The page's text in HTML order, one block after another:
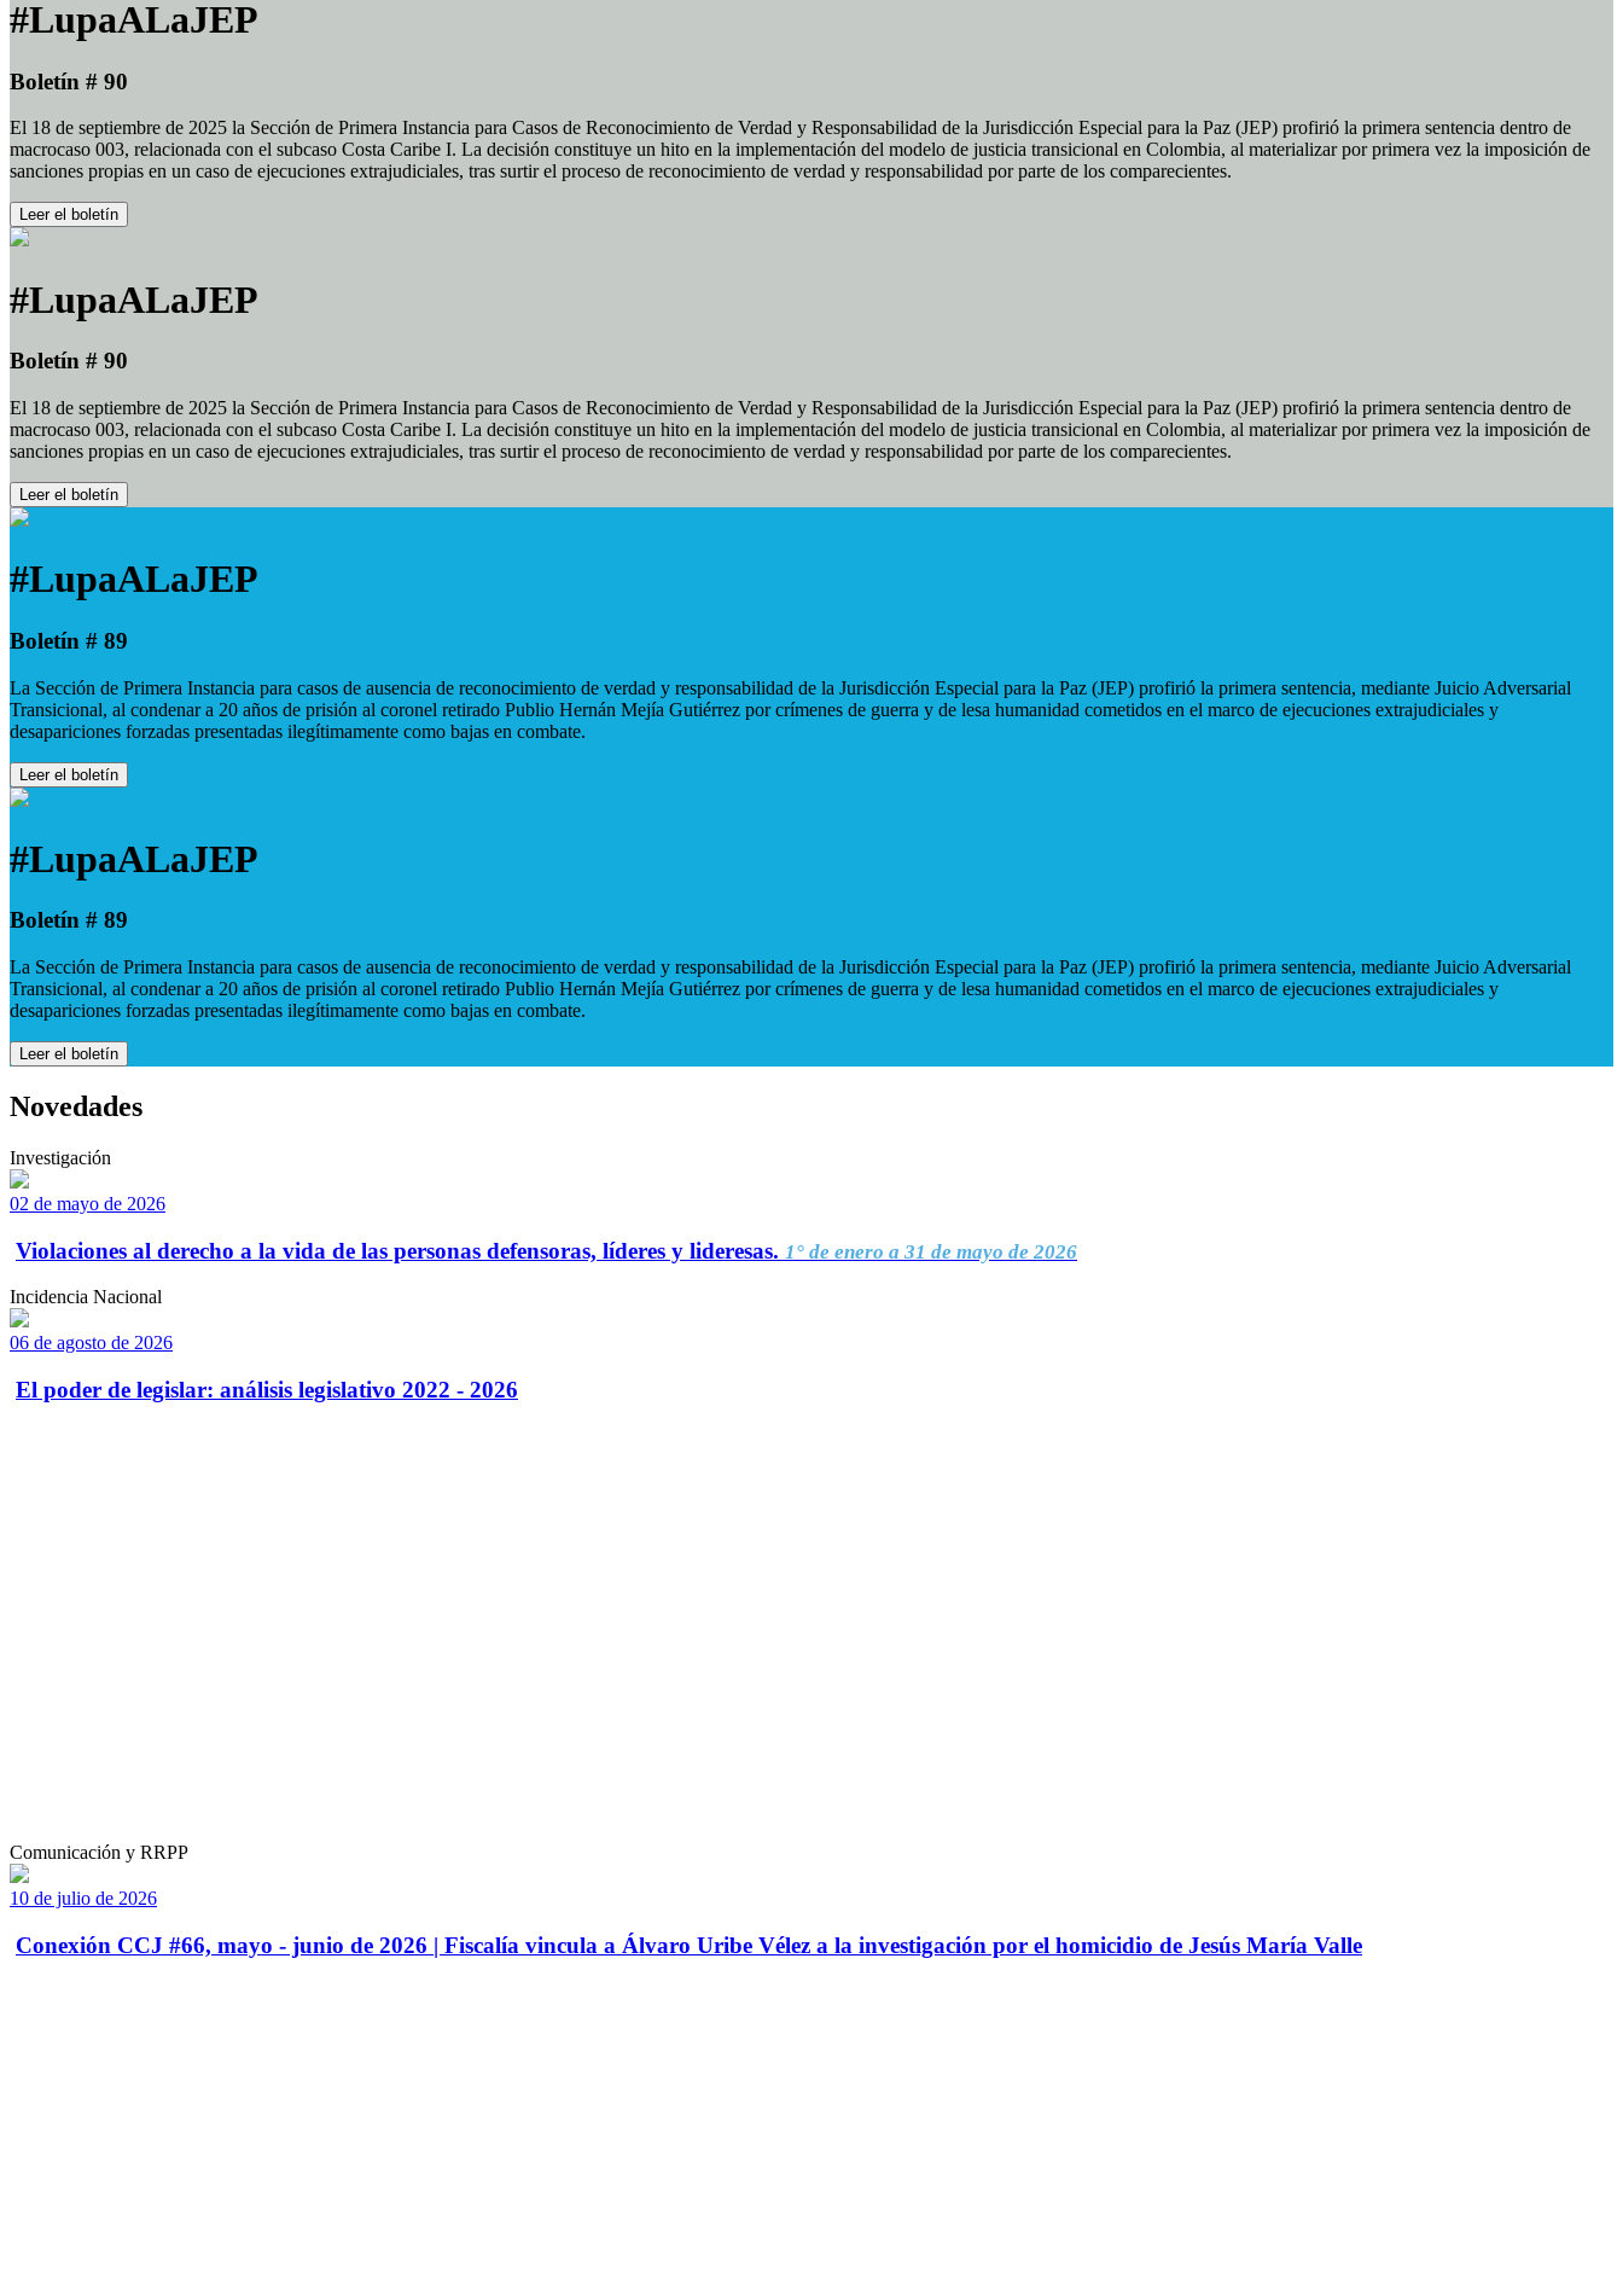
#LupaALaJEP
Boletín # 90
El 18 de septiembre de 2025 la Sección de Primera Instancia para Casos de Reconocimiento de Verdad y Responsabilidad de la Jurisdicción Especial para la Paz (JEP) profirió la primera sentencia dentro de
macrocaso 003, relacionada con el subcaso Costa Caribe I. La decisión constituye un hito en la implementación del modelo de justicia transicional en Colombia, al materializar por primera vez la imposición de
sanciones propias en un caso de ejecuciones extrajudiciales, tras surtir el proceso de reconocimiento de verdad y responsabilidad por parte de los comparecientes.
Leer el boletín
#LupaALaJEP
Boletín # 90
El 18 de septiembre de 2025 la Sección de Primera Instancia para Casos de Reconocimiento de Verdad y Responsabilidad de la Jurisdicción Especial para la Paz (JEP) profirió la primera sentencia dentro de
macrocaso 003, relacionada con el subcaso Costa Caribe I. La decisión constituye un hito en la implementación del modelo de justicia transicional en Colombia, al materializar por primera vez la imposición de
sanciones propias en un caso de ejecuciones extrajudiciales, tras surtir el proceso de reconocimiento de verdad y responsabilidad por parte de los comparecientes.
Leer el boletín
#LupaALaJEP
Boletín # 89
La Sección de Primera Instancia para casos de ausencia de reconocimiento de verdad y responsabilidad de la Jurisdicción Especial para la Paz (JEP) profirió la primera sentencia, mediante Juicio Adversarial
Transicional, al condenar a 20 años de prisión al coronel retirado Publio Hernán Mejía Gutiérrez por crímenes de guerra y de lesa humanidad cometidos en el marco de ejecuciones extrajudiciales y
desapariciones forzadas presentadas ilegítimamente como bajas en combate.
Leer el boletín
#LupaALaJEP
Boletín # 89
La Sección de Primera Instancia para casos de ausencia de reconocimiento de verdad y responsabilidad de la Jurisdicción Especial para la Paz (JEP) profirió la primera sentencia, mediante Juicio Adversarial
Transicional, al condenar a 20 años de prisión al coronel retirado Publio Hernán Mejía Gutiérrez por crímenes de guerra y de lesa humanidad cometidos en el marco de ejecuciones extrajudiciales y
desapariciones forzadas presentadas ilegítimamente como bajas en combate.
Leer el boletín
Novedades
Investigación
02 de mayo de 2026
Violaciones al derecho a la vida de las personas defensoras, líderes y lideresas. 1° de enero a 31 de mayo de 2026
Incidencia Nacional
06 de agosto de 2026
El poder de legislar: análisis legislativo 2022 - 2026
Comunicación y RRPP
10 de julio de 2026
Conexión CCJ #66, mayo - junio de 2026 | Fiscalía vincula a Álvaro Uribe Vélez a la investigación por el homicidio de Jesús María Valle